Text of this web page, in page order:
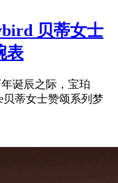
贝蒂女士
表
诞辰之际，宝珀
贝蒂女士赞颂系列梦